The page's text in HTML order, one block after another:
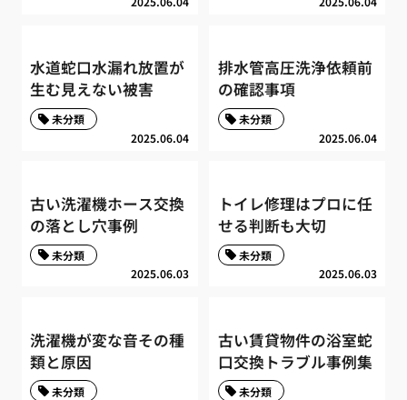
水道蛇口水漏れ放置が
生む見えない被害
2025.06.04
未分類
排水管高圧洗浄依頼前
の確認事項
2025.06.04
未分類
古い洗濯機ホース交換
の落とし穴事例
2025.06.03
未分類
トイレ修理はプロに任
せる判断も大切
2025.06.03
未分類
洗濯機が変な音その種
類と原因
未分類
古い賃貸物件の浴室蛇
口交換トラブル事例集
未分類